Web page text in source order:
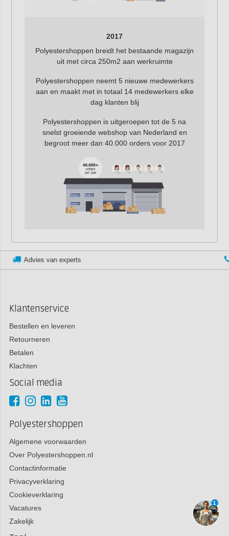
2017
Polyestershoppen breidt het bestaande magazijn
uit met circa 250m2 aan werkruimte
Polyestershoppen neemt 5 nieuwe medewerkers
aan en maakt met in totaal 14 medewerkers elke
dag klanten blij
Polyestershoppen is uitgeroepen tot de 5 na
snelst groeiende webshop van Nederland en
begroot meer dan 40.000 orders voor 2017
Klantenservice
Bestellen en leveren
Retourneren
Betalen
Klachten
Social media
Polyestershoppen
Algemene voorwaarden
Over Polyestershoppen.nl
Contactinformatie
Privacyverklaring
Cookieverklaring
Vacatures
Zakelijk
1